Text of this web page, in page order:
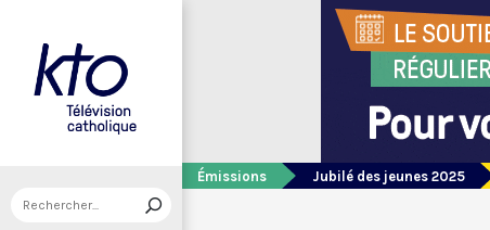
Émissions Jubilé des jeunes 2025